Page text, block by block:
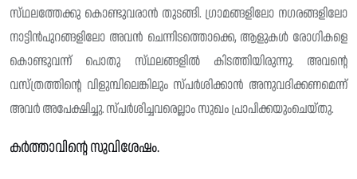
സ്‌ഥലത്തേക്കു കൊണ്ടുവരാൻ തുടങ്ങി. ഗ്രാമങ്ങളിലോ നഗരങ്ങളിലോ
നാട്ടിൻപുറങ്ങളിലോ അവൻ ചെന്നിടത്തൊക്കെ, ആളുകൾ രോഗികളെ
കൊണ്ടുവന്ന് പൊതു സ്‌ഥലങ്ങളിൽ കിടത്തിയിരുന്നു. അവന്റെ
വസ്ത്രത്തിന്റെ വിളുമ്പിലെങ്കിലും സ്പർശിക്കാൻ അനുവദിക്കണമെന്ന്
അവർ അപേക്ഷിച്ചു. സ്പർശിച്ചവരെല്ലാം സുഖം പ്രാപിക്കയുംചെയ്തു.
കർത്താവിന്റെ സുവിശേഷം.